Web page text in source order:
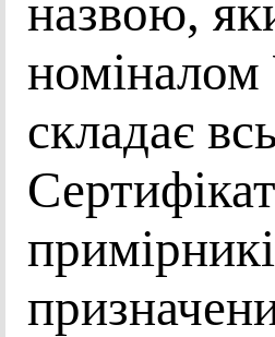
назвою,
номіналом
складає